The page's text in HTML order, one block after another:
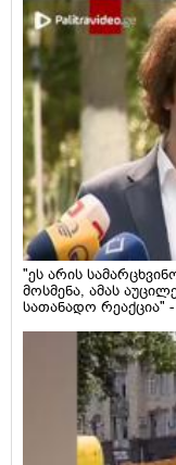
"ეს არის
მოსმენა, ამას
სათანადო რეაქცია"